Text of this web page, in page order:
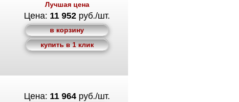
Лучшая цена
Цена: 11 952 руб./шт.
в корзину
купить в 1 клик
Цена: 11 964 руб./шт.